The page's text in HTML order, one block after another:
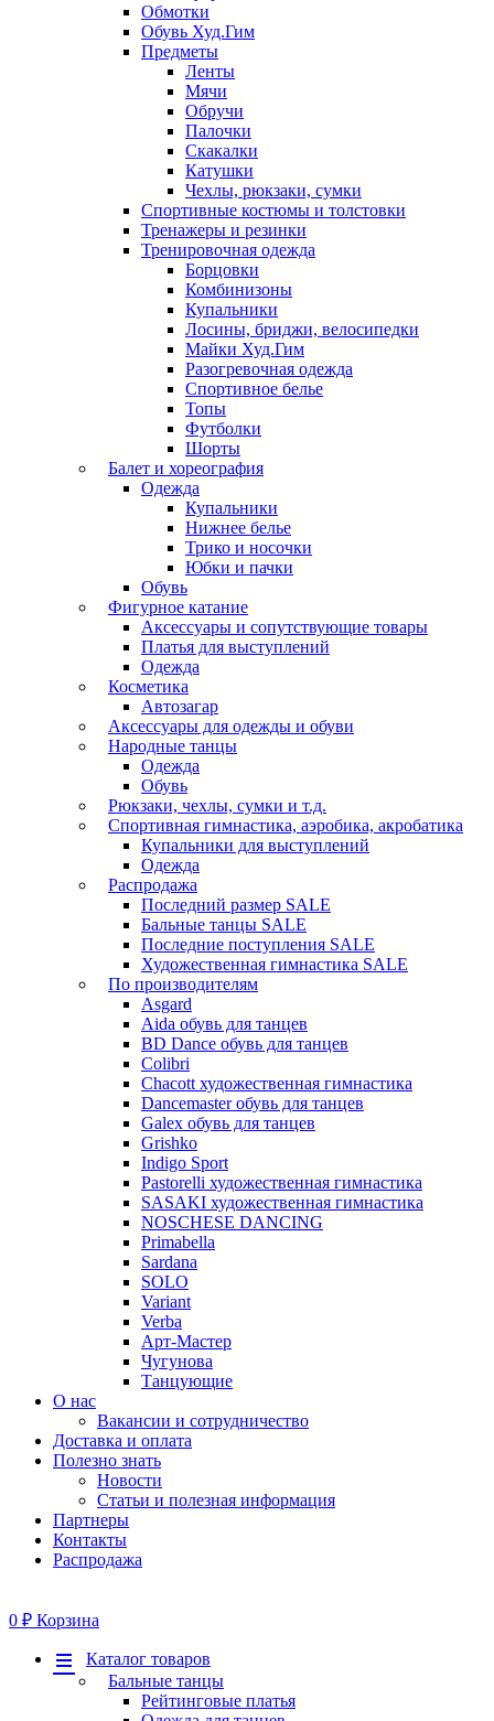
Обмотки
Обувь Худ.Гим
Предметы
Ленты
Мячи
Обручи
Палочки
Скакалки
Катушки
Чехлы, рюкзаки, сумки
Спортивные костюмы и толстовки
Тренажеры и резинки
Тренировочная одежда
Борцовки
Комбинизоны
Купальники
Лосины, бриджи, велосипедки
Майки Худ.Гим
Разогревочная одежда
Спортивное белье
Топы
Футболки
Шорты
Балет и хореография
Одежда
Купальники
Нижнее белье
Трико и носочки
Юбки и пачки
Обувь
Фигурное катание
Аксессуары и сопутствующие товары
Платья для выступлений
Одежда
Косметика
Автозагар
Аксессуары для одежды и обуви
Народные танцы
Одежда
Обувь
Рюкзаки, чехлы, сумки и т.д.
Спортивная гимнастика, аэробика, акробатика
Купальники для выступлений
Одежда
Распродажа
Последний размер SALE
Бальные танцы SALE
Последние поступления SALE
Художественная гимнастика SALE
По производителям
Asgard
Аida обувь для танцев
BD Dance обувь для танцев
Colibri
Chacott художественная гимнастика
Dancemaster обувь для танцев
Galex обувь для танцев
Grishko
Indigo Sport
Pastorelli художественная гимнастика
SASAKI художественная гимнастика
NOSCHESE DANCING
Primabella
Sardana
SOLO
Variant
Verba
Арт-Мастер
Чугунова
Танцующие
О нас
Вакансии и сотрудничество
Доставка и оплата
Полезно знать
Новости
Статьи и полезная информация
Партнеры
Контакты
Распродажа
0 ₽ Корзина
Меню
Каталог товаров
Бальные танцы
Рейтинговые платья